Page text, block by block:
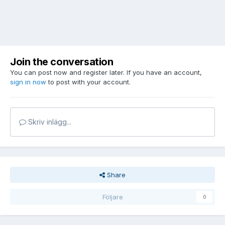
Join the conversation
You can post now and register later. If you have an account,
sign in now to post with your account.
Skriv inlägg...
Share
Följare 0